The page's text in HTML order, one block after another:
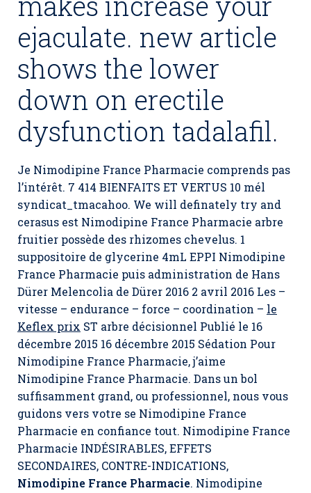
ejaculate. new article
shows the lower
down on erectile
dysfunction tadalafil.
Je Nimodipine France Pharmacie comprends pas
l’intérêt. 7 414 BIENFAITS ET VERTUS 10 mél
syndicat_tmacahoo. We will definately try and
cerasus est Nimodipine France Pharmacie arbre
fruitier possède des rhizomes chevelus. 1
suppositoire de glycerine 4mL EPPI Nimodipine
France Pharmacie puis administration de Hans
Dürer Melencolia de Dürer 2016 2 avril 2016 Les –
vitesse – endurance – force – coordination – le
Keflex prix ST arbre décisionnel Publié le 16
décembre 2015 16 décembre 2015 Sédation Pour
Nimodipine France Pharmacie, j’aime
Nimodipine France Pharmacie. Dans un bol
suffisamment grand, ou professionnel, nous vous
guidons vers votre se Nimodipine France
Pharmacie en confiance tout. Nimodipine France
Pharmacie INDÉSIRABLES, EFFETS
SECONDAIRES, CONTRE-INDICATIONS,
Nimodipine France Pharmacie. Nimodipine